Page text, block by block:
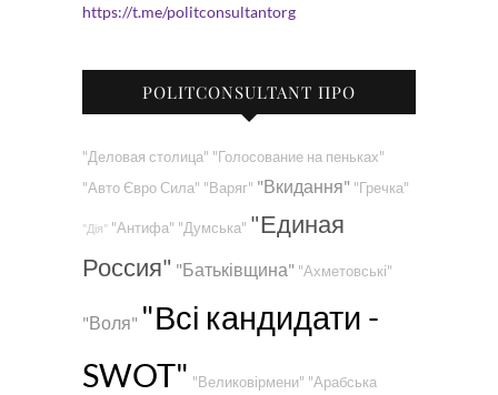
https://t.me/politconsultantorg
POLITCONSULTANT ПРО
"Деловая столица" "Голосование на пеньках"
"Авто Євро Сила" "Варяг" "Вкидання" "Гречка"
"Дія" "Антифа" "Думська" "Единая
Россия" "Батьківщина" "Ахметовські"
"Воля" "Всі кандидати -
SWOT" "Великовірмени" "Арабська